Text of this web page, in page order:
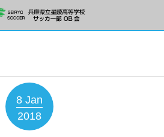
8 Jan
2018